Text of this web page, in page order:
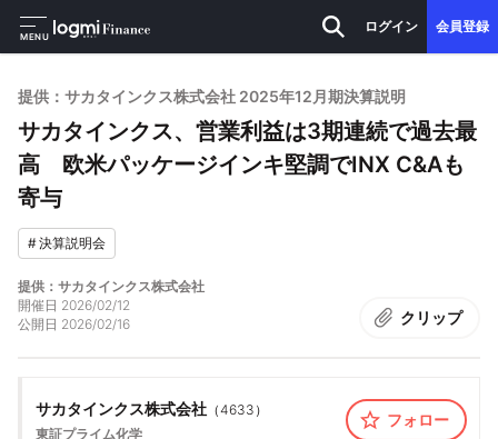
MENU
ログイン 会員登録
提供：サカタインクス株式会社 2025年12月期決算説明
サカタインクス、営業利益は3期連続で過去最
高 欧米パッケージインキ堅調でINX C&Aも
寄与
#決算説明会
提供：サカタインクス株式会社
開催日 2026/02/12
公開日 2026/02/16 クリップ
サカタインクス株式会社 （4633 ）
東証プライム化学
フォロー